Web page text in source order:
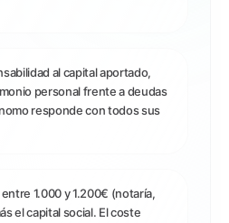
al capital aportado,
personal frente a deudas
responde con todos sus
1.000 y 1.200€ (notaría,
el capital social. El coste